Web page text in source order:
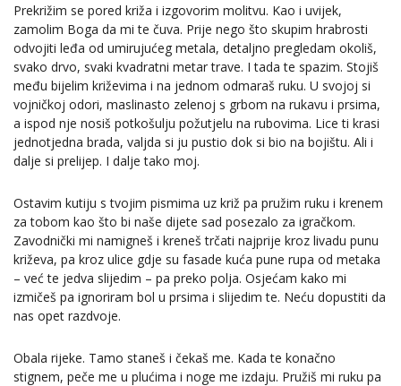
Prekrižim se pored križa i izgovorim molitvu. Kao i uvijek,
zamolim Boga da mi te čuva. Prije nego što skupim hrabrosti
odvojiti leđa od umirujućeg metala, detaljno pregledam okoliš,
svako drvo, svaki kvadratni metar trave. I tada te spazim. Stojiš
među bijelim križevima i na jednom odmaraš ruku. U svojoj si
vojničkoj odori, maslinasto zelenoj s grbom na rukavu i prsima,
a ispod nje nosiš potkošulju požutjelu na rubovima. Lice ti krasi
jednotjedna brada, valjda si ju pustio dok si bio na bojištu. Ali i
dalje si prelijep. I dalje tako moj.
Ostavim kutiju s tvojim pismima uz križ pa pružim ruku i krenem
za tobom kao što bi naše dijete sad posezalo za igračkom.
Zavodnički mi namigneš i kreneš trčati najprije kroz livadu punu
križeva, pa kroz ulice gdje su fasade kuća pune rupa od metaka
– već te jedva slijedim – pa preko polja. Osjećam kako mi
izmičeš pa ignoriram bol u prsima i slijedim te. Neću dopustiti da
nas opet razdvoje.
Obala rijeke. Tamo staneš i čekaš me. Kada te konačno
stignem, peče me u plućima i noge me izdaju. Pružiš mi ruku pa